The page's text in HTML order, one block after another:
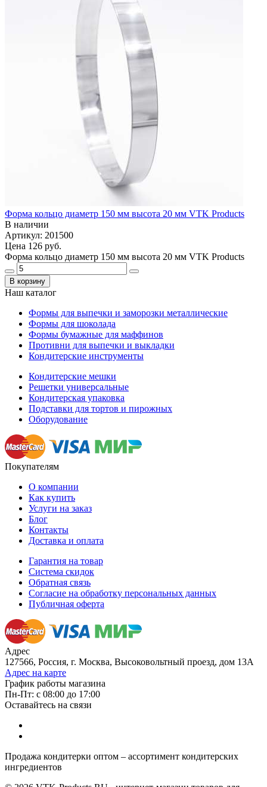
Форма кольцо диаметр 150 мм высота 20 мм VTK Products
В наличии
Артикул: 201500
Цена 126 руб.
Форма кольцо диаметр 150 мм высота 20 мм VTK Products
В корзину
Наш каталог
Формы для выпечки и заморозки металлические
Формы для шоколада
Формы бумажные для маффинов
Противни для выпечки и выкладки
Кондитерские инструменты
Кондитерские мешки
Решетки универсальные
Кондитерская упаковка
Подставки для тортов и пирожных
Оборудование
Покупателям
О компании
Как купить
Услуги на заказ
Блог
Контакты
Доставка и оплата
Гарантия на товар
Система скидок
Обратная связь
Согласие на обработку персональных данных
Публичная оферта
Адрес
127566, Россия, г. Москва, Высоковольтный проезд, дом 13А
Адрес на карте
График работы магазина
Пн-Пт: с 08:00 до 17:00
Оставайтесь на связи
Продажа кондитерки оптом – ассортимент кондитерских
ингредиентов